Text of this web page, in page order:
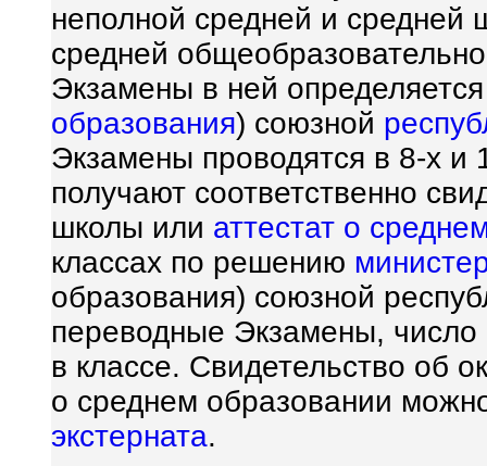
неполной средней и средней
средней
Экзамены в ней
образования) союзной
Экзамены проводятся в 8-х и
получают соответственно
школы или аттестат о
классах по решению
образования) союзной
переводные Экзамены,
в классе. Свидетельство об
о среднем образовании
экстерната.